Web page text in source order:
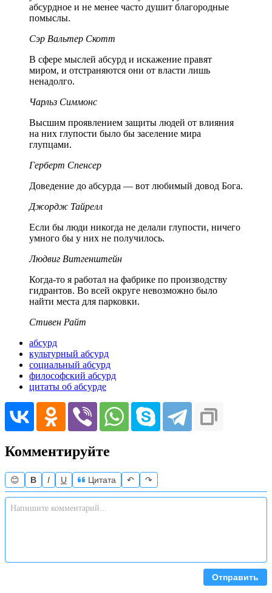
абсурдное и не менее часто душит благородные
помыслы.
Сэр Вальтер Скотт
В сфере мыслей абсурд и искажение правят
миром, и отстраняются они от власти лишь
ненадолго.
Чарльз Симмонс
Высшим проявлением защиты людей от влияния
на них глупости было бы заселение мира
глупцами.
Герберт Спенсер
Доведение до абсурда — вот любимый довод Бога.
Джордж Тайрелл
Если бы люди никогда не делали глупости, ничего
умного бы у них не получилось.
Людвиг Витгенштейн
Когда-то я работал на фабрике по производству
гидрантов. Во всей округе невозможно было
найти места для парковки.
Стивен Райт
абсурд
культурный абсурд
социальный абсурд
философский абсурд
цитаты об абсурде
Комментируйте
😊 B I U Цитата ↶ ↷
Отправить